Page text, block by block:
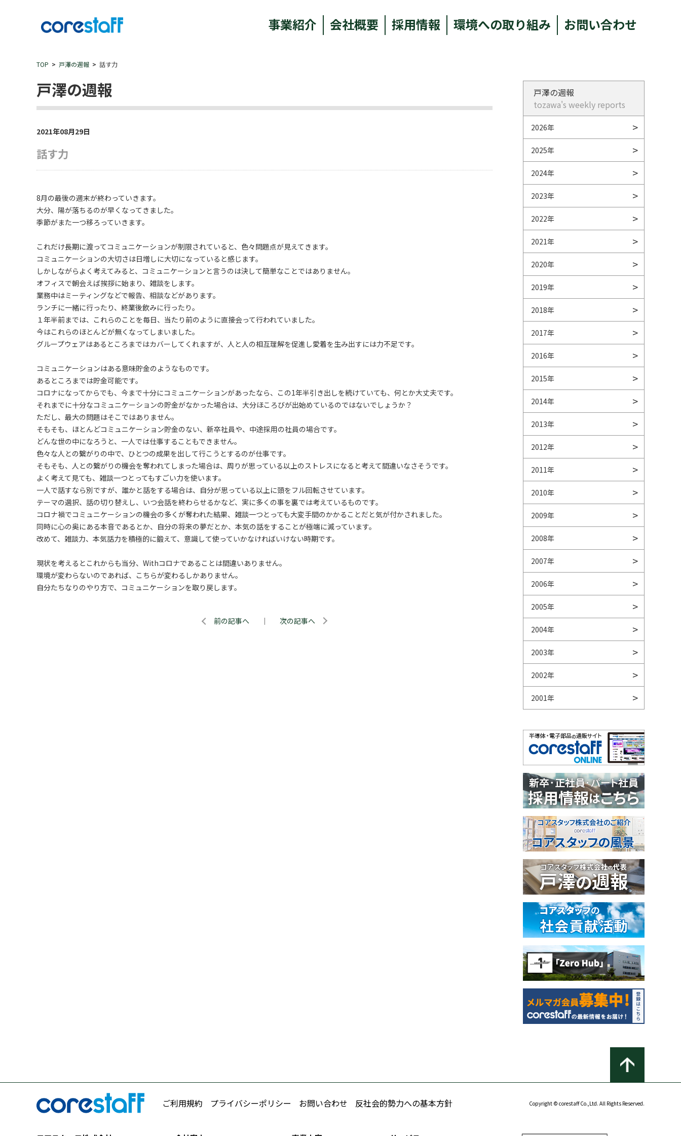
事業紹介 会社概要 採用情報 環境への取り組み お問い合わせ
TOP 戸澤の週報 話す力
戸澤の週報
2021年08月29日
話す力
8月の最後の週末が終わっていきます。
大分、陽が落ちるのが早くなってきました。
季節がまた一つ移ろっていきます。
これだけ長期に渡ってコミュニケーションが制限されていると、色々問題点が見えてきます。
コミュニケーションの大切さは日増しに大切になっていると感じます。
しかしながらよく考えてみると、コミュニケーションと言うのは決して簡単なことではありません。
オフィスで朝会えば挨拶に始まり、雑談をします。
業務中はミーティングなどで報告、相談などがあります。
ランチに一緒に行ったり、終業後飲みに行ったり。
１年半前までは、これらのことを毎日、当たり前のように直接会って行われていました。
今はこれらのほとんどが無くなってしまいました。
グループウェアはあるところまではカバーしてくれますが、人と人の相互理解を促進し愛着を生み出すには力不足です。
コミュニケーションはある意味貯金のようなものです。
あるところまでは貯金可能です。
コロナになってからでも、今まで十分にコミュニケーションがあったなら、この1年半引き出しを続けていても、何とか大丈夫です。
それまでに十分なコミュニケーションの貯金がなかった場合は、大分ほころびが出始めているのではないでしょうか？
ただし、最大の問題はそこではありません。
そもそも、ほとんどコミュニケーション貯金のない、新卒社員や、中途採用の社員の場合です。
どんな世の中になろうと、一人では仕事することもできません。
色々な人との繋がりの中で、ひとつの成果を出して行こうとするのが仕事です。
そもそも、人との繋がりの機会を奪われてしまった場合は、周りが思っている以上のストレスになると考えて間違いなさそうです。
よく考えて見ても、雑談一つとってもすごい力を使います。
一人で話すなら別ですが、誰かと話をする場合は、自分が思っている以上に頭をフル回転させています。
テーマの選択、話の切り替えし、いつ会話を終わらせるかなど、実に多くの事を裏では考えているものです。
コロナ禍でコミュニケーションの機会の多くが奪われた結果、雑談一つとっても大変手間のかかることだと気が付かされました。
同時に心の奥にある本音であるとか、自分の将来の夢だとか、本気の話をすることが極端に減っています。
改めて、雑談力、本気話力を積極的に鍛えて、意識して使っていかなければいけない時期です。
現状を考えるとこれからも当分、Withコロナであることは間違いありません。
環境が変わらないのであれば、こちらが変わるしかありません。
自分たちなりのやり方で、コミュニケーションを取り戻します。
前の記事へ ｜ 次の記事へ
戸澤の週報
tozawa's weekly reports
2026年
2025年
2024年
2023年
2022年
2021年
2020年
2019年
2018年
2017年
2016年
2015年
2014年
2013年
2012年
2011年
2010年
2009年
2008年
2007年
2006年
2005年
2004年
2003年
2002年
2001年
ご利用規約 プライバシーポリシー お問い合わせ 反社会的勢力への基本方針 Copyright © corestaff Co.,Ltd. All Rights Reserved.